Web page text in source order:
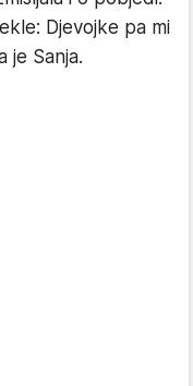
Djevojke pa mi
je Sanja.